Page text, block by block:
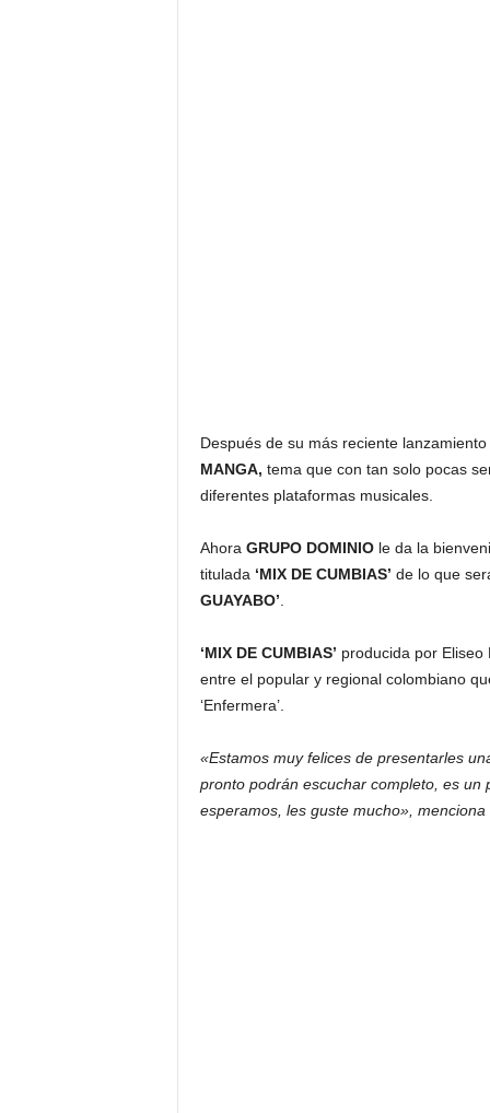
Después de su más reciente lanzamiento
MANGA, tema que con tan solo pocas
diferentes plataformas musicales.
Ahora GRUPO DOMINIOle da la
titulada ‘MIX DE CUMBIAS’ de lo que
GUAYABO’
‘MIX DE CUMBIAS’ producida por
entre el popular y regional colombiano
‘Enfermera’.
«Estamos muy felices de presentarles
pronto podrán escuchar completo, es un
esperamos, les guste mucho», menciona